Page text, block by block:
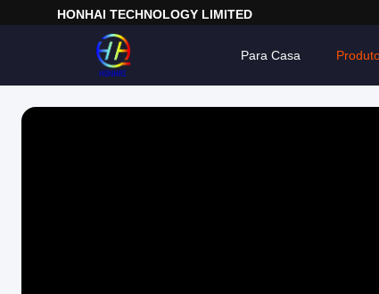
HONHAI TECHNOLOGY LIMITED
Para Casa